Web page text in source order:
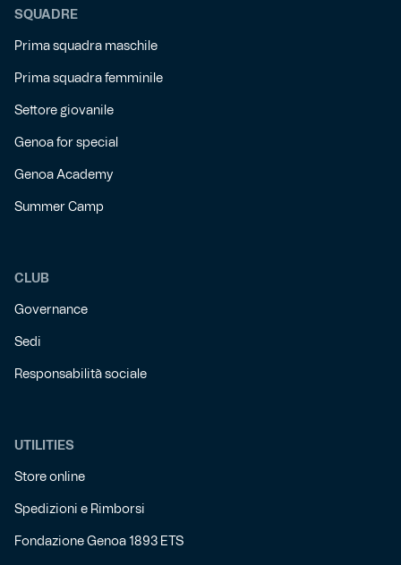
SQUADRE
Prima squadra maschile
Prima squadra femminile
Settore giovanile
Genoa for special
Genoa Academy
Summer Camp
CLUB
Governance
Sedi
Responsabilità sociale
UTILITIES
Store online
Spedizioni e Rimborsi
Fondazione Genoa 1893 ETS